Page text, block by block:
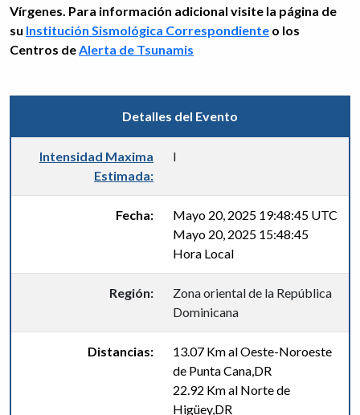
Vírgenes. Para información adicional visite la página de
su Institución Sismológica Correspondiente o los
Centros deAlerta de Tsunamis
Detalles del Evento
Intensidad Maxima
Estimada:
I
Fecha:
Mayo 20, 2025 19:48:45 UTC
Mayo 20, 2025 15:48:45
Hora Local
Región:
Zona oriental de la República
Dominicana
Distancias:
13.07 Km al Oeste-Noroeste
de Punta Cana,DR
22.92 Km al Norte de
Higüey,DR